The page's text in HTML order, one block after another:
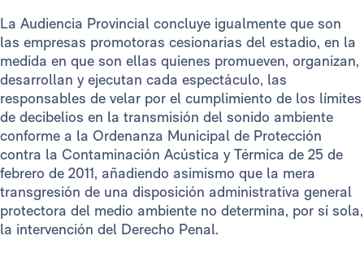
La Audiencia Provincial concluye igualmente que son
las empresas promotoras cesionarias del estadio, en la
medida en que son ellas quienes promueven, organizan,
desarrollan y ejecutan cada espectáculo, las
responsables de velar por el cumplimiento de los límites
de decibelios en la transmisión del sonido ambiente
conforme a la Ordenanza Municipal de Protección
contra la Contaminación Acústica y Térmica de 25 de
febrero de 2011, añadiendo asimismo que la mera
transgresión de una disposición administrativa general
protectora del medio ambiente no determina, por sí sola,
la intervención del Derecho Penal.